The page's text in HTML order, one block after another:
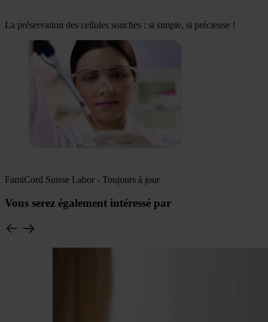
La préservation des cellules souches : si simple, si précieuse !
FamiCord Suisse Labor - Toujours à jour
Vous serez également intéressé par